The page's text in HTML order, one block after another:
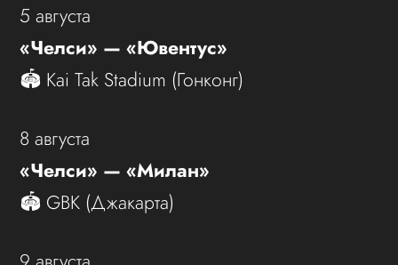
5 августа
«Челси» — «Ювентус»
🏟 Kai Tak Stadium (Гонконг)
8 августа
«Челси» — «Милан»
🏟 GBK (Джакарта)